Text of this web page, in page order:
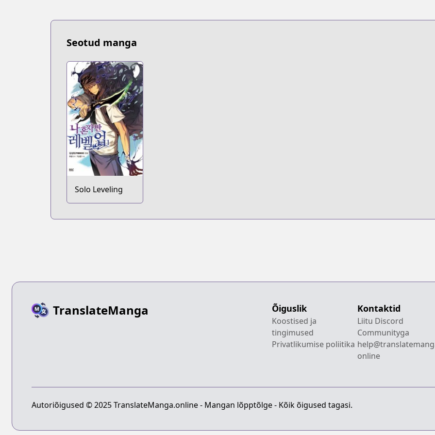
Seotud manga
Solo Leveling
TranslateManga Õiguslik
Koostised ja
tingimused
Privatlikumise poliitika
Kontaktid
Liitu Discord
Communityga
online
Autoriõigused © 2025 TranslateManga.online - Mangan lõpptõlge - Kõik õigused tagasi.